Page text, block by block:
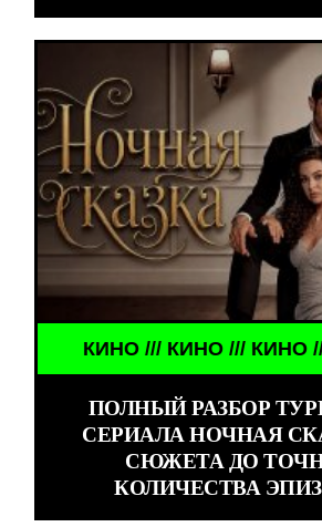
КИНО /// КИНО /// КИНО ///
ПОЛНЫЙ РАЗБОР
СЕРИАЛА НОЧНАЯ
СЮЖЕТА ДО
КОЛИЧЕСТВА